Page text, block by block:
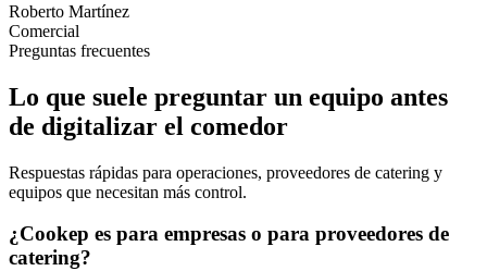
Roberto Martínez
Comercial
Preguntas frecuentes
Lo que suele preguntar un equipo antes
de digitalizar el comedor
Respuestas rápidas para operaciones, proveedores de catering y
equipos que necesitan más control.
¿Cookep es para empresas o para proveedores de
catering?